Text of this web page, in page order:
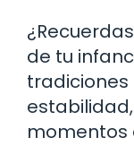
de tu
momentos